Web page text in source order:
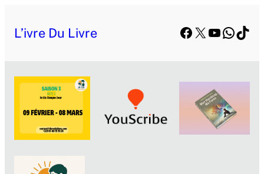
auL’ivre Du Livre Facebook
X YouTube